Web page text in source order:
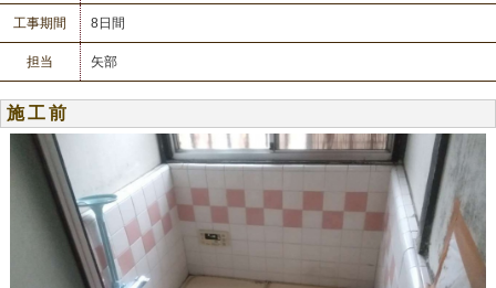
工事期間 8日間
担当 矢部
施工前